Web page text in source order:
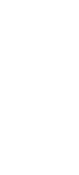
簡約卻
超耐
輕鬆
用純
一起
【台北